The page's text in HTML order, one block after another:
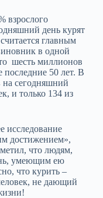
взрослого
день курят
главным
в одной
шесть миллионов
последние 50 лет. В
на сегодняшний
и только 134 из
исследование
достижением»,
что людям,
умеющим ею
что курить –
не дающий